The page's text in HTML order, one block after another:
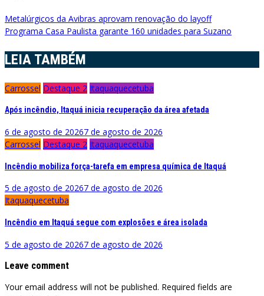
Navegação
de
Post
Metalúrgicos da Avibras aprovam renovação do layoff
Programa Casa Paulista garante 160 unidades para Suzano
LEIA TAMBÉM
Carrossel Destaque 2 Itaquaquecetuba
Após incêndio, Itaquá inicia recuperação da área afetada
6 de agosto de 20267 de agosto de 2026
Carrossel Destaque 2 Itaquaquecetuba
Incêndio mobiliza força-tarefa em empresa química de Itaquá
5 de agosto de 20267 de agosto de 2026
Itaquaquecetuba
Incêndio em Itaquá segue com explosões e área isolada
5 de agosto de 20267 de agosto de 2026
Leave comment
Your email address will not be published. Required fields are